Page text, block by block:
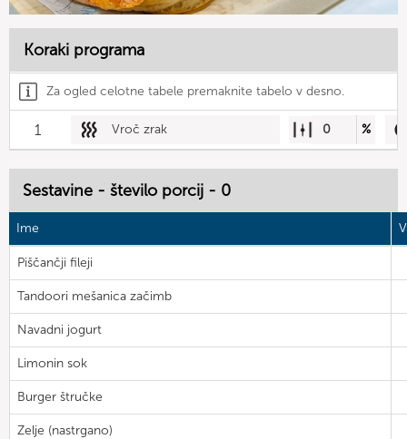
Koraki programa
Za ogled celotne tabele premaknite tabelo v desno.
1 Vroč zrak 0 %
Sestavine - število porcij - 0
Ime
Piščančji fileji
Tandoori mešanica začimb
Navadni jogurt
Limonin sok
Burger štručke
Zelje (nastrgano)